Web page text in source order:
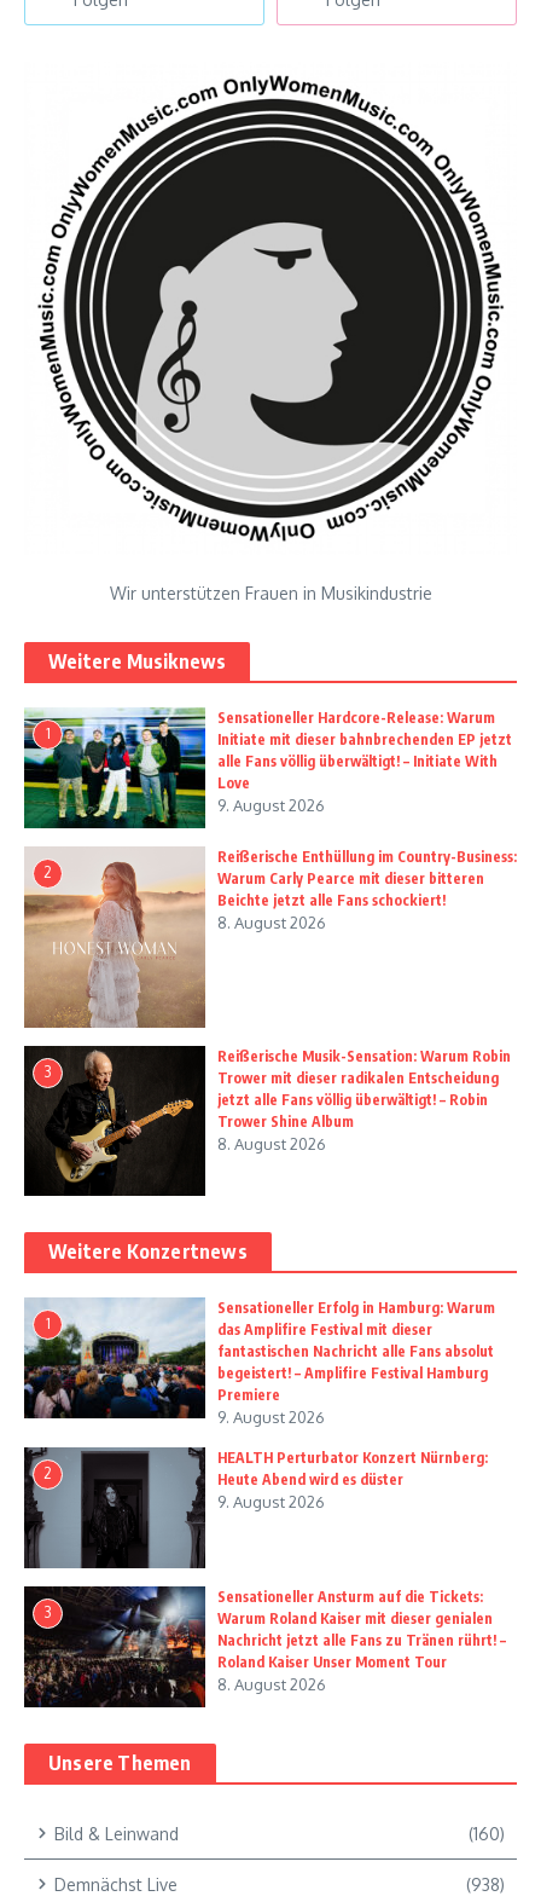
Wir unterstützen Frauen in Musikindustrie
Weitere Musiknews
1
Sensationeller Hardcore-Release: Warum
Initiate mit dieser bahnbrechenden EP jetzt
alle Fans völlig überwältigt! – Initiate With
Love
9. August 2026
2
Reißerische Enthüllung im Country-Business:
Warum Carly Pearce mit dieser bitteren
Beichte jetzt alle Fans schockiert!
8. August 2026
3
Reißerische Musik-Sensation: Warum Robin
Trower mit dieser radikalen Entscheidung
jetzt alle Fans völlig überwältigt! – Robin
Trower Shine Album
8. August 2026
Weitere Konzertnews
1
Sensationeller Erfolg in Hamburg: Warum
das Amplifire Festival mit dieser
fantastischen Nachricht alle Fans absolut
begeistert! – Amplifire Festival Hamburg
Premiere
9. August 2026
2
HEALTH Perturbator Konzert Nürnberg:
Heute Abend wird es düster
9. August 2026
3
Sensationeller Ansturm auf die Tickets:
Warum Roland Kaiser mit dieser genialen
Nachricht jetzt alle Fans zu Tränen rührt! –
Roland Kaiser Unser Moment Tour
8. August 2026
Unsere Themen
Bild & Leinwand (160)
Demnächst Live (938)